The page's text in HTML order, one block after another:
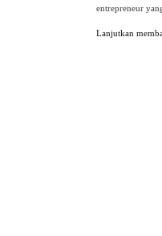
entrepreneur
Lanjutkan